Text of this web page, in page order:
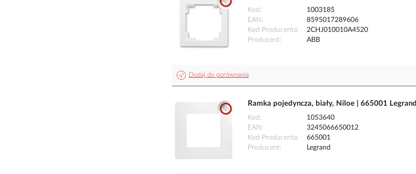
Kod
1003185
EAN
8595017289606
Kod Producenta
2CHJ010010A4520
Producent
ABB
Dodaj do porównania
Ramka pojedyncza, biały, Niloe | 665001 Legrand
Kod
1053640
EAN
3245066650012
Kod Producenta
665001
Producent
Legrand